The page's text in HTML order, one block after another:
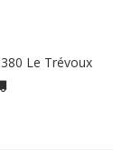
Le Trévoux